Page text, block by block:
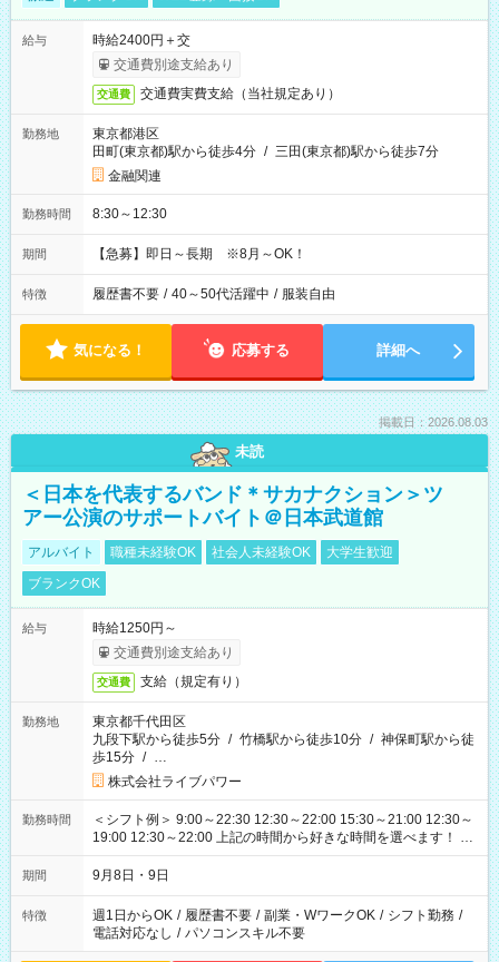
給与
時給2400円＋交
交通費別途支給あり
交通費 交通費実費支給（当社規定あり）
勤務地
東京都港区
田町(東京都)駅から徒歩4分 / 三田(東京都)駅から徒歩7分
金融関連
勤務時間 8:30～12:30
期間 【急募】即日～長期 ※8月～OK！
特徴 履歴書不要 / 40～50代活躍中 / 服装自由
気になる！ 応募する 詳細へ
掲載日：2026.08.03
未読
＜日本を代表するバンド＊サカナクション＞ツ
アー公演のサポートバイト＠日本武道館
アルバイト 職種未経験OK 社会人未経験OK
大学生歓迎
ブランクOK
給与
時給1250円～
交通費別途支給あり
交通費 支給（規定有り）
勤務地
東京都千代田区
九段下駅から徒歩5分 / 竹橋駅から徒歩10分 / 神保町駅から徒
歩15分 / …
株式会社ライブパワー
勤務時間
＜シフト例＞ 9:00～22:30 12:30～22:00 15:30～21:00 12:30～
19:00 12:30～22:00 上記の時間から好きな時間を選べます！ ※
時間は変更となる可能性があります
期間 9月8日・9日
特徴 週1日からOK / 履歴書不要 / 副業・WワークOK / シフト勤務 /
電話対応なし / パソコンスキル不要